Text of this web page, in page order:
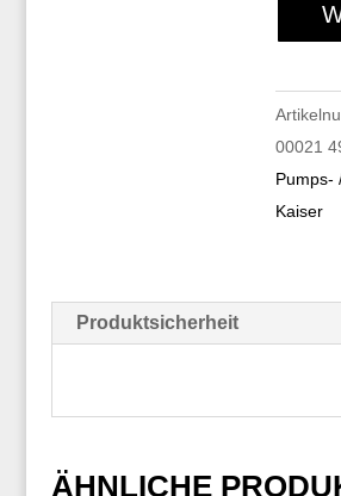
00021
Pumps-
Kaiser
Produktsicherheit
ÄHNLICHE